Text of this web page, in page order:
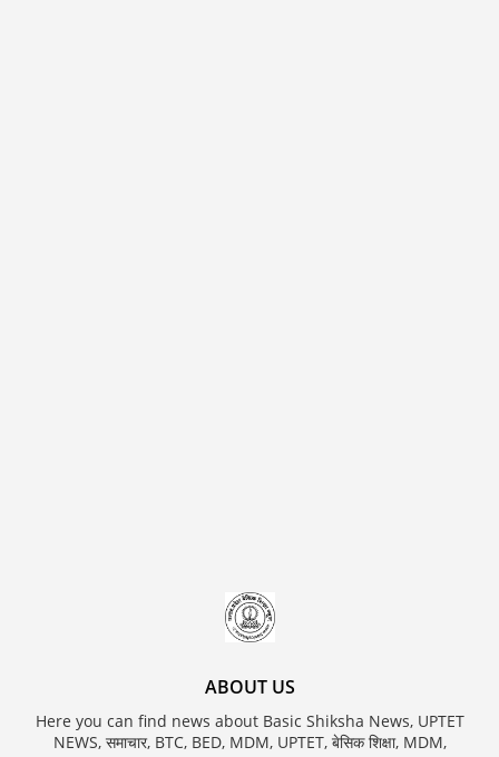
ABOUT US
Here you can find news about Basic Shiksha News, UPTET
NEWS, समाचार, BTC, BED, MDM, UPTET, बेसिक शिक्षा, MDM,